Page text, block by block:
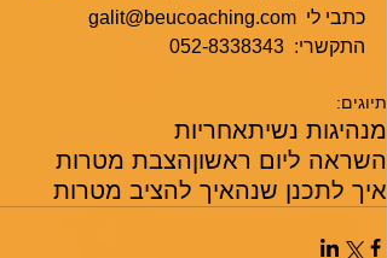
כתבי לי  galit@beucoaching.com
התקשרי:  052-8338343
תיוגים:
מנהיגות נשיתאחריות
השראה ליום ראשוןהצבת מטרות
איך לתכנן שנהאיך להציב מטרות